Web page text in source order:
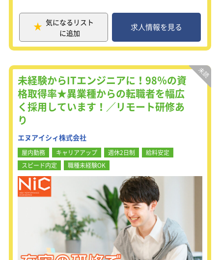
かりとサポートし、安心してスキルア
ップできる環境です！
まずはエンジニアとしての基礎を築く
ます。
ヘルプデスクや運用・監視といったシ
ンプルな作業から始め、確実に技術を
習得していってください。
※プロジェクト先はひとりひとりの適
性に合わせて決定するため、安心して
※2～3ヶ月の短期プロジェクトもあ
り、幅広い経験を積める環境が整って
います。
【仕事内容】
・ITシステムを利用する企業からの問
い合わせに対応
・システムが正常に稼働するよう、マ
ニュアルに従って定期的にチェック
・完成したシステムなどにミスがない
か確認
・打ち合わせに参加し、資料作成など
のサポート業務を担当
気になるリスト
に追加
求人情報を見る
未経験からITエンジニアに！98％の資
格取得率★異業種からの転職者を幅広
く採用しています！／リモート研修あ
り
エヌアイシィ株式会社
屋内勤務 キャリアアップ 週休2日制
給料安定
スピード内定
職種未経験OK